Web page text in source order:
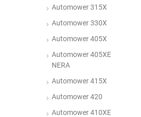
Automower 315X
Automower 330X
Automower 405X
Automower 405XE
NERA
Automower 415X
Automower 420
Automower 410XE